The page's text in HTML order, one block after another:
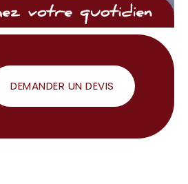
DEMANDER UN DEVIS